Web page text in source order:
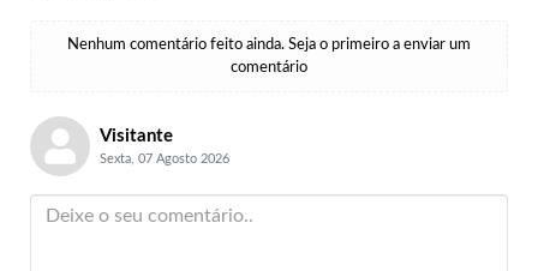
Nenhum comentário feito ainda. Seja o primeiro a enviar um
comentário
Visitante
Sexta, 07 Agosto 2026